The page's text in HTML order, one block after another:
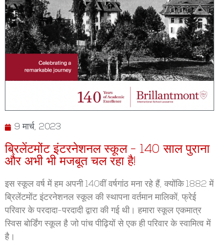
9 मार्च, 2023
ब्रिलेंटमोंट इंटरनेशनल स्कूल - 140 साल पुराना
और अभी भी मजबूत चल रहा है!
इस स्कूल वर्ष में हम अपनी 140वीं वर्षगांठ मना रहे हैं, क्योंकि 1882 में
ब्रिलेंटमोंट इंटरनेशनल स्कूल की स्थापना वर्तमान मालिकों, फ्रेई
परिवार के परदादा-परदादी द्वारा की गई थी। हमारा स्कूल एकमात्र
स्विस बोर्डिंग स्कूल है जो पांच पीढ़ियों से एक ही परिवार के स्वामित्व में
है।